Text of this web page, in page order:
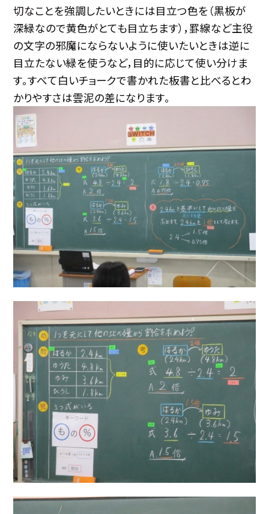
切なことを強調したいときには目立つ色を（黒板が
深緑なので黄色がとても目立ちます），罫線など主役
の文字の邪魔にならないように使いたいときは逆に
目立たない緑を使うなど，目的に応じて使い分けま
す。すべて白いチョークで書かれた板書と比べるとわ
かりやすさは雲泥の差になります。